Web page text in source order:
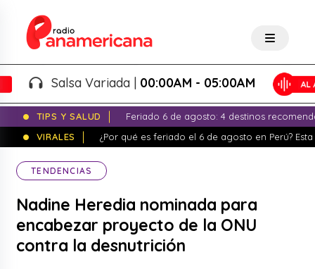
Salsa Variada |00:00AM - 05:00AM
TIPS Y SALUD
Feriado 6 de agosto: 4 destinos
VIRALES
¿Por qué es feriado el 6 de agosto en Perú?
TENDENCIAS
Nadine Heredia nominada para
encabezar proyecto de la ONU
contra la desnutrición